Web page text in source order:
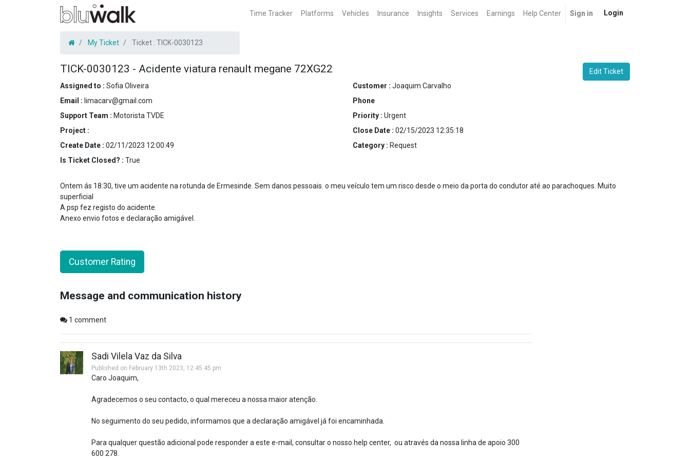
Time Tracker Platforms Vehicles Insurance Insights Services Earnings Help Center Sign in Login
My Ticket Ticket : TICK-0030123
TICK-0030123 - Acidente viatura renault megane 72XG22
Edit Ticket
Assigned to : Sofia Oliveira
Email : limacarv@gmail.com
Support Team : Motorista TVDE
Project :
Create Date : 02/11/2023 12:00:49
Is Ticket Closed? : True
Customer : Joaquim Carvalho
Phone
Priority : Urgent
Close Date : 02/15/2023 12:35:18
Category : Request
Ontem ás 18:30, tive um acidente na rotunda de Ermesinde. Sem danos pessoais. o meu veículo tem um risco desde o meio da porta do condutor até ao parachoques. Muito
superficial
A psp fez registo do acidente.
Anexo envio fotos e declaração amigável.
Customer Rating
Message and communication history
1 comment
Sadi Vilela Vaz da Silva
Published on February 13th 2023, 12:45:45 pm
Caro Joaquim,
Agradecemos o seu contacto, o qual mereceu a nossa maior atenção.
No seguimento do seu pedido, informamos que a declaração amigável já foi encaminhada.
Para qualquer questão adicional pode responder a este e-mail, consultar o nosso help center, ou através da nossa linha de apoio 300
600 278.